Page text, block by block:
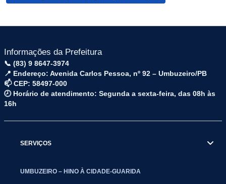
Informações da Prefeitura
📞 (83) 9 8647-3974
📍 Endereço: Avenida Carlos Pessoa, nº 92 – Umbuzeiro/PB
📫 CEP: 58497-000
🕗 Horário de atendimento: Segunda a sexta-feira, das 08h às
16h
SERVIÇOS
UMBUZEIRO – HINO À CIDADE-GUARIDA